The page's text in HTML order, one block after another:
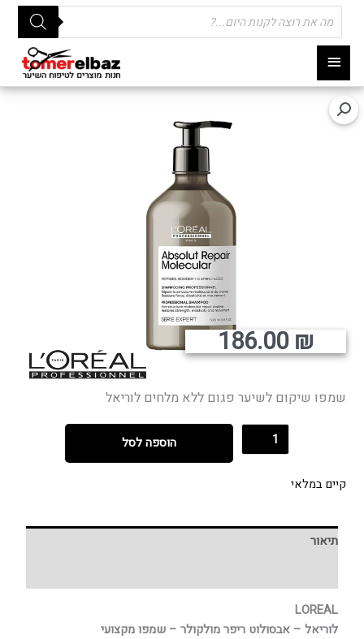
תפריט
ראשי
Products
search
שמפו שיקום לשיער פגום ללא מלחים לוריאל
186.00₪
הוספה לסל
קיים במלאי
תיאור
LOREAL
לוריאל – אבסולוט ריפר מולקולר – שמפו מקצועי